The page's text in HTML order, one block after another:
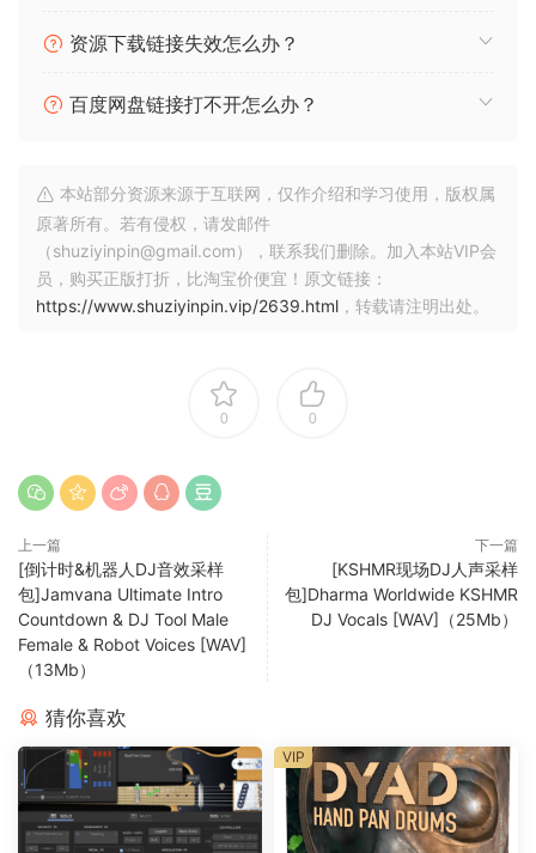
资源下载链接失效怎么办？
百度网盘链接打不开怎么办？
本站部分资源来源于互联网，仅作介绍和学习使用，版权属
原著所有。若有侵权，请发邮件
（shuziyinpin@gmail.com），联系我们删除。加入本站VIP会
员，购买正版打折，比淘宝价便宜！原文链接：
https://www.shuziyinpin.vip/2639.html ，转载请注明出处。
0 0
上一篇
[倒计时&机器人DJ音效采样
包]Jamvana Ultimate Intro
Countdown & DJ Tool Male
Female & Robot Voices [WAV]
（13Mb）
下一篇
[KSHMR现场DJ人声采样
包]Dharma Worldwide KSHMR
DJ Vocals [WAV]（25Mb）
猜你喜欢
VIP